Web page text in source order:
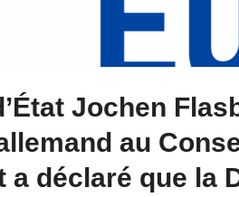
Jochen
au
a déclaré que la